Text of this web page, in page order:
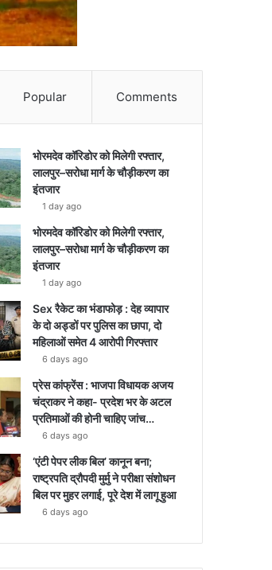
Popular Comments
भोरमदेव कॉरिडोर को मिलेगी रफ्तार,
लालपुर–सरोधा मार्ग के चौड़ीकरण का
इंतजार
1 day ago
भोरमदेव कॉरिडोर को मिलेगी रफ्तार,
लालपुर–सरोधा मार्ग के चौड़ीकरण का
इंतजार
1 day ago
Sex रैकेट का भंडाफोड़ : देह व्यापार
के दो अड्डों पर पुलिस का छापा, दो
महिलाओं समेत 4 आरोपी गिरफ्तार
6 days ago
प्रेस कांफ्रेंस : भाजपा विधायक अजय
चंद्राकर ने कहा- प्रदेश भर के अटल
प्रतिमाओं की होनी चाहिए जांच…
6 days ago
‘एंटी पेपर लीक बिल’ कानून बना;
राष्ट्रपति द्रौपदी मुर्मु ने परीक्षा संशोधन
बिल पर मुहर लगाई, पूरे देश में लागू हुआ
6 days ago